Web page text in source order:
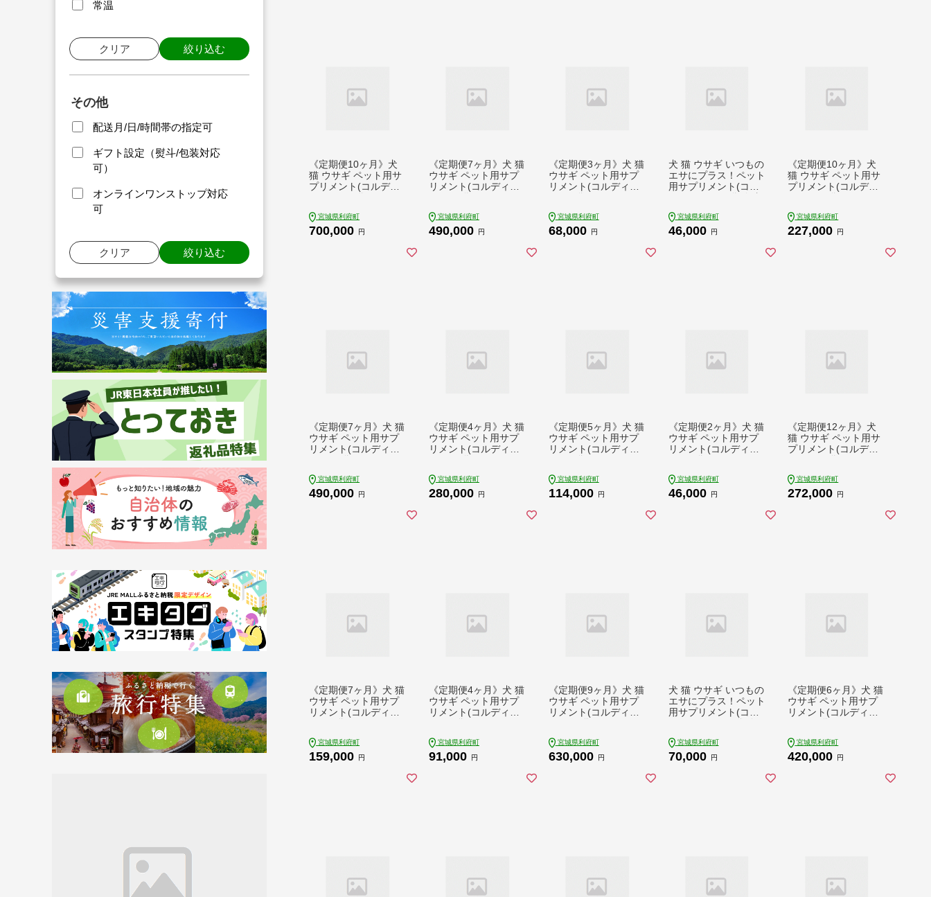
常温
クリア 絞り込む
その他
配送月/日/時間帯の指定可
ギフト設定（熨斗/包装対応
可）
オンラインワンストップ対応
可
クリア 絞り込む
《定期便10ヶ月》犬
猫 ウサギ ペット用サ
プリメント(コルディ
宮城県利府町
700,000 円
《定期便7ヶ月》犬 猫
ウサギ ペット用サプ
リメント(コルディG)
宮城県利府町
490,000 円
《定期便3ヶ月》犬 猫
ウサギ ペット用サプ
リメント(コルディM)
宮城県利府町
68,000 円
犬 猫 ウサギ いつもの
エサにプラス！ペット
用サプリメント(コル
宮城県利府町
46,000 円
《定期便10ヶ月》犬
猫 ウサギ ペット用サ
プリメント(コルディ
宮城県利府町
227,000 円
《定期便7ヶ月》犬 猫
ウサギ ペット用サプ
リメント(コルディM)
宮城県利府町
490,000 円
《定期便4ヶ月》犬 猫
ウサギ ペット用サプ
リメント(コルディG)
宮城県利府町
280,000 円
《定期便5ヶ月》犬 猫
ウサギ ペット用サプ
リメント(コルディM)
宮城県利府町
114,000 円
《定期便2ヶ月》犬 猫
ウサギ ペット用サプ
リメント(コルディG)
宮城県利府町
46,000 円
《定期便12ヶ月》犬
猫 ウサギ ペット用サ
プリメント(コルディ
宮城県利府町
272,000 円
《定期便7ヶ月》犬 猫
ウサギ ペット用サプ
リメント(コルディM)
宮城県利府町
159,000 円
《定期便4ヶ月》犬 猫
ウサギ ペット用サプ
リメント(コルディG)
宮城県利府町
91,000 円
《定期便9ヶ月》犬 猫
ウサギ ペット用サプ
リメント(コルディM)
宮城県利府町
630,000 円
犬 猫 ウサギ いつもの
エサにプラス！ペット
用サプリメント(コル
宮城県利府町
70,000 円
《定期便6ヶ月》犬 猫
ウサギ ペット用サプ
リメント(コルディG)
宮城県利府町
420,000 円